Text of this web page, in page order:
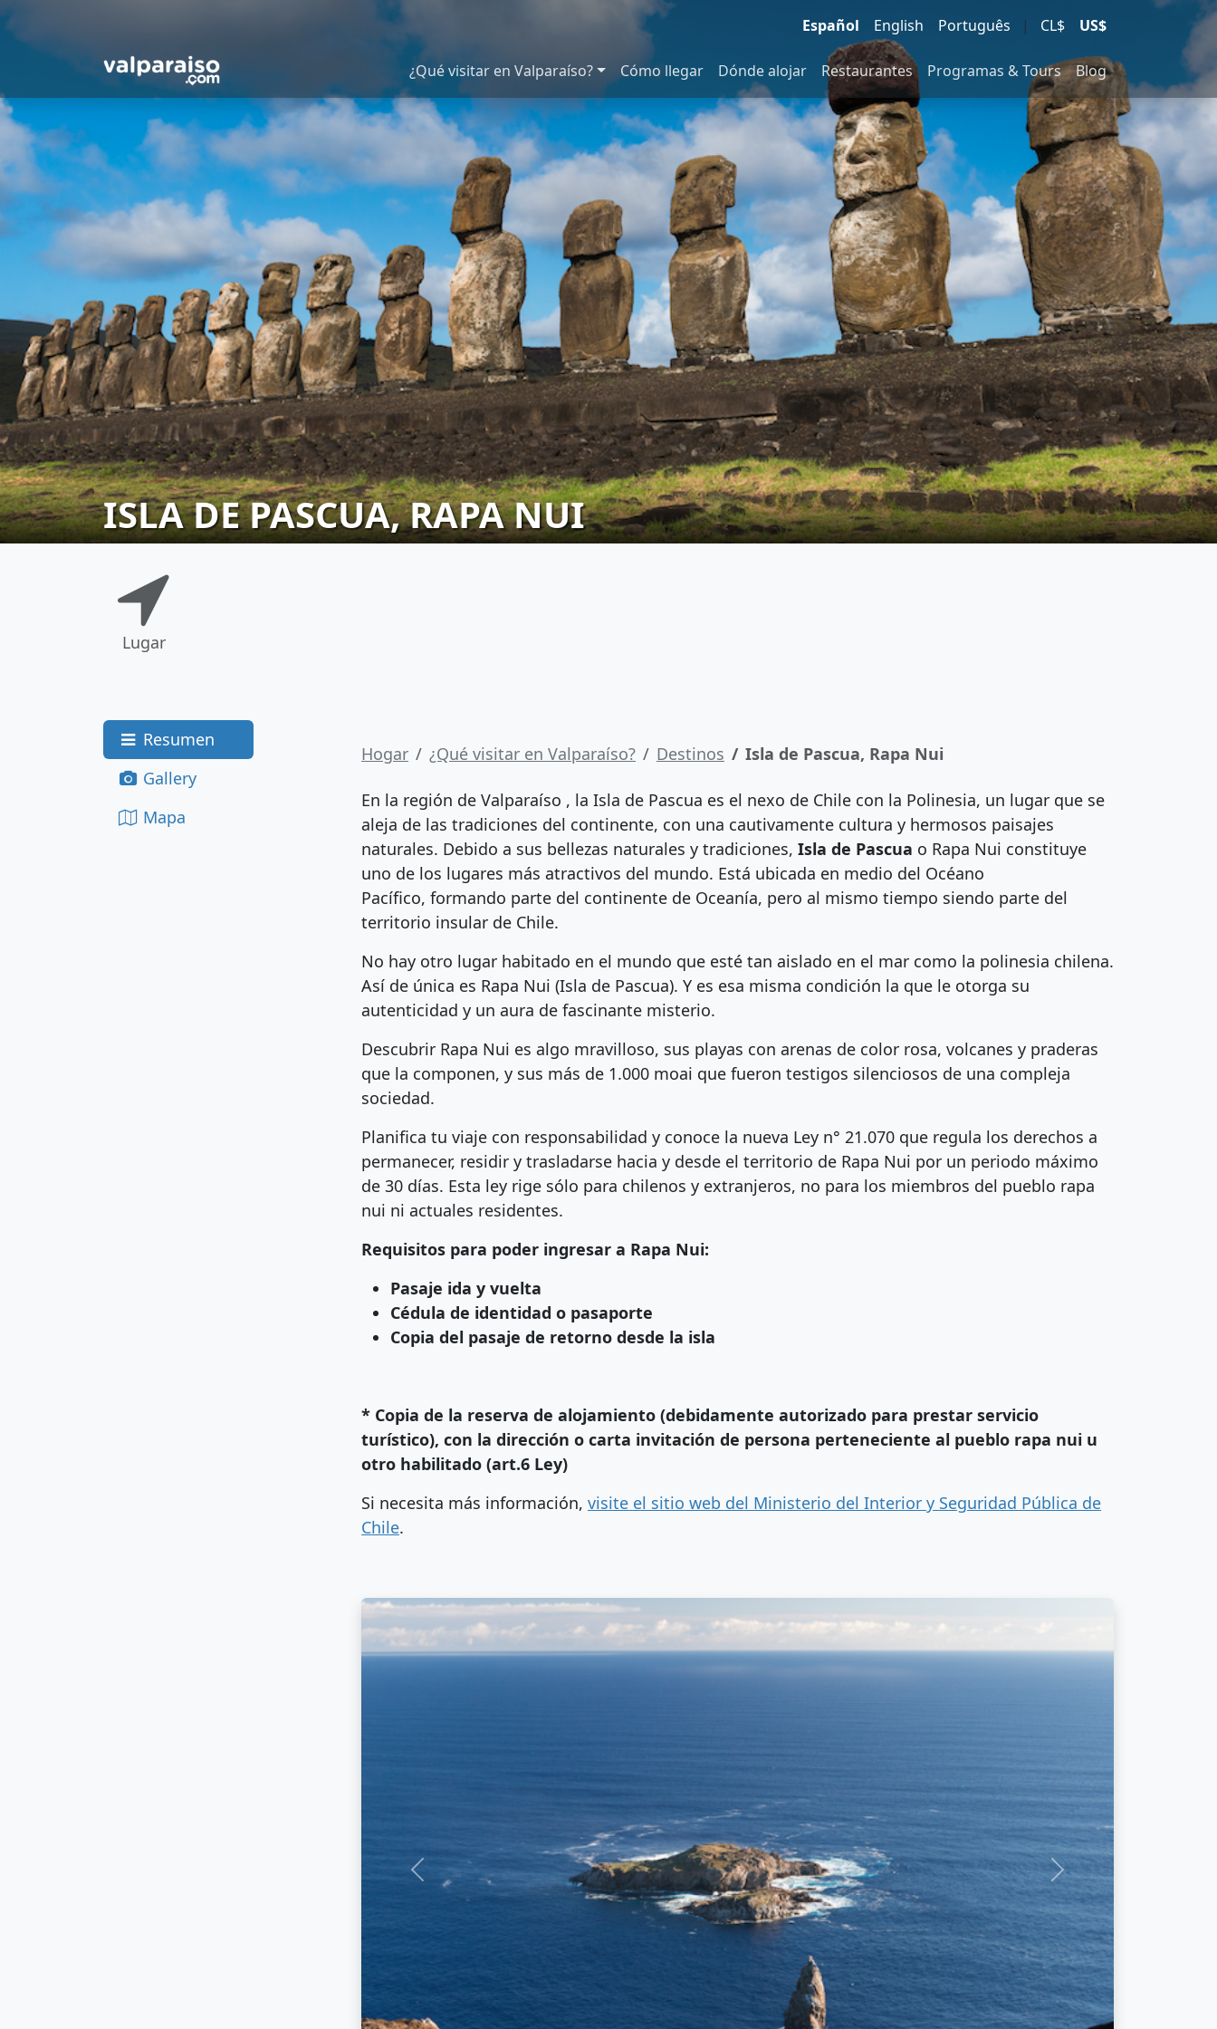
Español English Português | CL$ US$
¿Qué visitar en Valparaíso? Cómo llegar Dónde alojar Restaurantes Programas & Tours Blog
ISLA DE PASCUA, RAPA NUI
Lugar
Resumen
Gallery
Mapa
Hogar ¿Qué visitar en Valparaíso? Destinos Isla de Pascua, Rapa Nui
En la región de Valparaíso , la Isla de Pascua es el nexo de Chile con la Polinesia, un lugar que se
aleja de las tradiciones del continente, con una cautivamente cultura y hermosos paisajes
naturales. Debido a sus bellezas naturales y tradiciones, Isla de Pascua o Rapa Nui constituye
uno de los lugares más atractivos del mundo. Está ubicada en medio del Océano
Pacífico, formando parte del continente de Oceanía, pero al mismo tiempo siendo parte del
territorio insular de Chile.
No hay otro lugar habitado en el mundo que esté tan aislado en el mar como la polinesia chilena.
Así de única es Rapa Nui (Isla de Pascua). Y es esa misma condición la que le otorga su
autenticidad y un aura de fascinante misterio.
Descubrir Rapa Nui es algo mravilloso, sus playas con arenas de color rosa, volcanes y praderas
que la componen, y sus más de 1.000 moai que fueron testigos silenciosos de una compleja
sociedad.
Planifica tu viaje con responsabilidad y conoce la nueva Ley n° 21.070 que regula los derechos a
permanecer, residir y trasladarse hacia y desde el territorio de Rapa Nui por un periodo máximo
de 30 días. Esta ley rige sólo para chilenos y extranjeros, no para los miembros del pueblo rapa
nui ni actuales residentes.
Requisitos para poder ingresar a Rapa Nui:
Pasaje ida y vuelta
Cédula de identidad o pasaporte
Copia del pasaje de retorno desde la isla
* Copia de la reserva de alojamiento (debidamente autorizado para prestar servicio
turístico), con la dirección o carta invitación de persona perteneciente al pueblo rapa nui u
otro habilitado (art.6 Ley)
Si necesita más información, visite el sitio web del Ministerio del Interior y Seguridad Pública de
Chile.
Anterior Siguiente